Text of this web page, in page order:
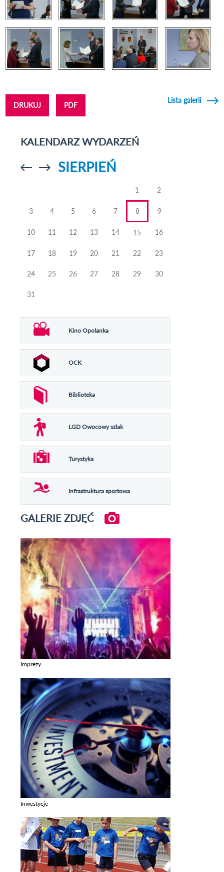
DRUKUJ PDF
Lista galerii
KALENDARZ WYDARZEŃ
Przejdź doPrzejdź do
SIERPIEŃ
1 2
3 4 5 6 7 8 9
10 11 12 13 14 15 16
17 18 19 20 21 22 23
24 25 26 27 28 29 30
31
Kino Opolanka
OCK
Biblioteka
LGD Owocowy szlak
Turystyka
Infrastruktura sportowa
GALERIE ZDJĘĆ
Imprezy
Inwestycje